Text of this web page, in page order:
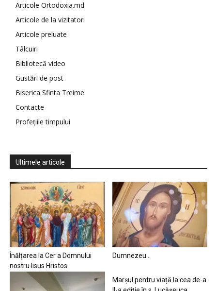
Articole Ortodoxia.md
Articole de la vizitatori
Articole preluate
Tâlcuiri
Bibliotecă video
Gustări de post
Biserica Sfinta Treime
Contacte
Profețiile timpului
Ultimele articole
Înălțarea la Cer a Domnului
nostru Iisus Hristos
Dumnezeu…
Marșul pentru viață la cea de-a